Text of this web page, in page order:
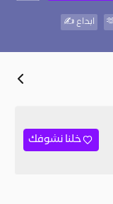
ابداع ✍️
خلنا نشوفك